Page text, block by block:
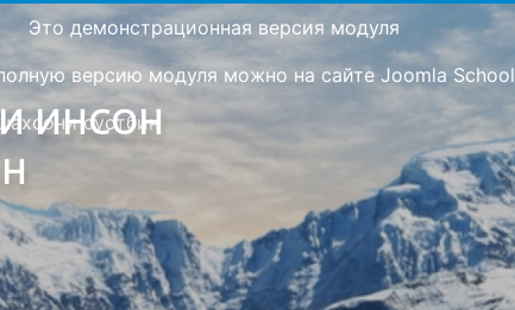
Это демонстрационная версия модуля
версию модуля можно на сайте Joomla School
сустбин
ИНСОН